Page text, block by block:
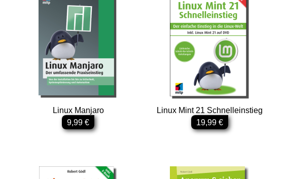
Linux Manjaro
9,99 €
Linux Mint 21 Schnelleinstieg
19,99 €